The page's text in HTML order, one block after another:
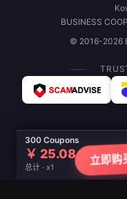
300 Coupons
￥ 25.08
总计 · x1
立即购
BUSINESS
© 2016-2026